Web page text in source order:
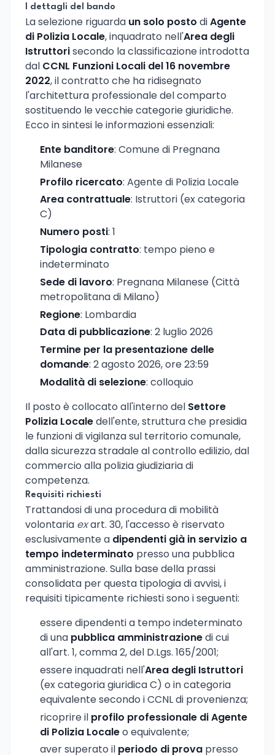
I dettagli del bando
La selezione riguarda un solo posto diAgente
di Polizia Locale, inquadrato nell'Area degli
Istruttorisecondo la classificazione introdotta
dal CCNL Funzioni Locali del 16 novembre
2022, il contratto che ha ridisegnato
l'architettura professionale del comparto
sostituendo le vecchie categorie giuridiche.
Ecco in sintesi le informazioni essenziali:
Ente banditore: Comune di Pregnana
Milanese
Profilo ricercato: Agente di Polizia Locale
Area contrattuale: Istruttori (ex categoria
C)
Numero posti: 1
Tipologia contratto: tempo pieno e
indeterminato
Sede di lavoro: Pregnana Milanese (Città
metropolitana di Milano)
Regione: Lombardia
Data di pubblicazione: 2 luglio 2026
Termine per la presentazione delle
domande: 2 agosto 2026, ore 23:59
Modalità di selezione: colloquio
Il posto è collocato all'interno del Settore
Polizia Localedell'ente, struttura che presidia
le funzioni di vigilanza sul territorio comunale,
dalla sicurezza stradale al controllo edilizio, dal
commercio alla polizia giudiziaria di
competenza.
Requisiti richiesti
Trattandosi di una procedura di mobilità
volontaria exart. 30, l'accesso è riservato
esclusivamente a dipendenti già in servizio a
tempo indeterminato presso una pubblica
amministrazione. Sulla base della prassi
consolidata per questa tipologia di avvisi, i
requisiti tipicamente richiesti sono i seguenti:
essere dipendenti a tempo indeterminato
di una pubblica amministrazionedi cui
all'art. 1, comma 2, del D.Lgs. 165/2001;
essere inquadrati nell'Area degli Istruttori
(ex categoria giuridica C) o in categoria
equivalente secondo i CCNL di provenienza;
ricoprire il profilo professionale di Agente
di Polizia Localeo equivalente;
aver superato il periodo di prova presso